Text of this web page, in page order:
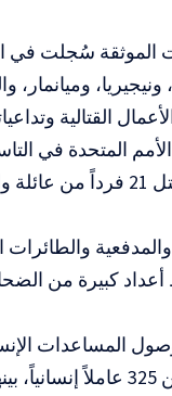
الموثقة سُجلت في
ونيجيريا،
القتالية
كبيرة من
المساعدات
المجال الإنساني، مشيرة إلى